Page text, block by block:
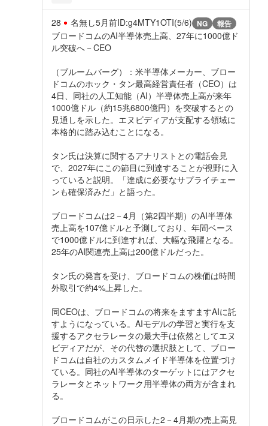
28 名無し5月前ID:g4MTY1OTI(5/6) NG 報告
ブロードコムのAI半導体売上高、27年に1000億ド
ル突破へ－CEO
（ブルームバーグ）：米半導体メーカー、ブロー
ドコムのホック・タン最高経営責任者（CEO）は
4日、同社の人工知能（AI）半導体売上高が来年
1000億ドル（約15兆6800億円）を突破するとの
見通しを示した。エヌビディアが支配する領域に
本格的に踏み込むことになる。
タン氏は決算に関するアナリストとの電話会見
で、2027年にこの節目に到達することが視野に入
っていると説明。「達成に必要なサプライチェー
ンも確保済みだ」と語った。
ブロードコムは2－4月（第2四半期）のAI半導体
売上高を107億ドルと予測しており、年間ベース
で1000億ドルに到達すれば、大幅な飛躍となる。
25年のAI関連売上高は200億ドルだった。
タン氏の発言を受け、ブロードコムの株価は時間
外取引で約4%上昇した。
同CEOは、ブロードコムの将来をますますAIに託
すようになっている。AIモデルの学習と実行を支
援するアクセラレータの最大手は依然としてエヌ
ビディアだが、その代替の選択肢として、ブロー
ドコムは自社のカスタムメイド半導体を位置づけ
ている。同社のAI半導体のターゲットにはアクセ
ラレータとネットワーク用半導体の両方が含まれ
る。
ブロードコムがこの日示した2－4月期の売上高見